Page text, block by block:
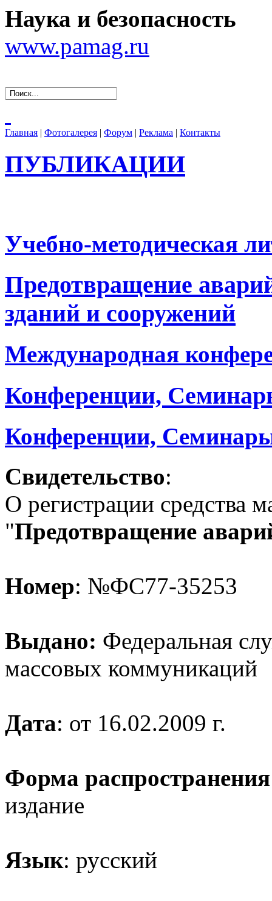
Наука и безопасность
www.pamag.ru
Главная | Фотогалерея | Форум | Реклама | Контакты
ПУБЛИКАЦИИ
Учебно-методическая
Предотвращение
зданий и сооружений
Международная
Конференции,
Конференции,
Свидетельство:
О регистрации средства
"Предотвращение
Номер: №ФС77-35253
Выдано: Федеральная
массовых коммуникаций
Дата: от 16.02.2009 г.
Форма распространения
издание
Язык: русский